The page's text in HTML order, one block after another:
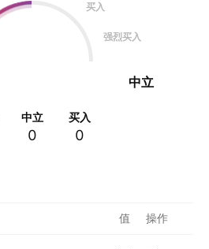
买入
强烈买入
中立
中立
0
买入
0
值 操作